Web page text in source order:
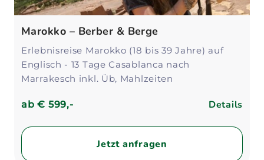
Marokko – Berber & Berge
Erlebnisreise Marokko (18 bis 39 Jahre) auf
Englisch - 13 Tage Casablanca nach
Marrakesch inkl. Üb, Mahlzeiten
ab€ 599,- Details
Jetzt anfragen